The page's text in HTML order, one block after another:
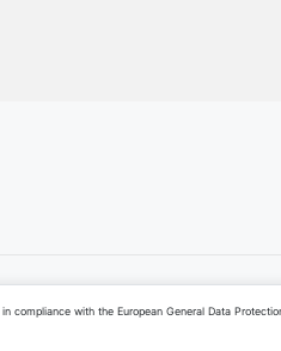
with the European General Data